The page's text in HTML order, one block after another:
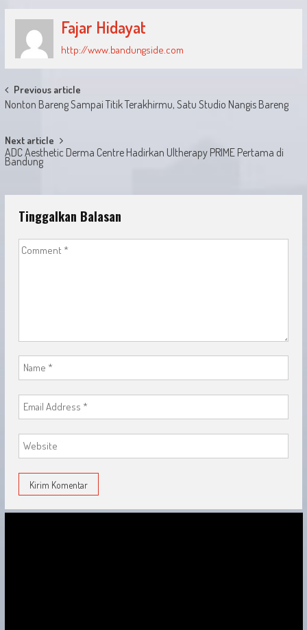
Fajar Hidayat
http://www.bandungside.com
Post
navigation
Previous article
Nonton Bareng Sampai Titik Terakhirmu, Satu Studio Nangis Bareng
Next article
ADC Aesthetic Derma Centre Hadirkan Ultherapy PRIME Pertama di
Bandung
Tinggalkan Balasan